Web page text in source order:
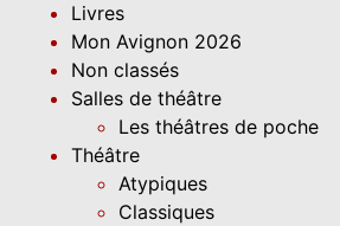
Livres
Mon Avignon 2026
Non classés
Salles de théâtre
Les théâtres de poche
Théâtre
Atypiques
Classiques